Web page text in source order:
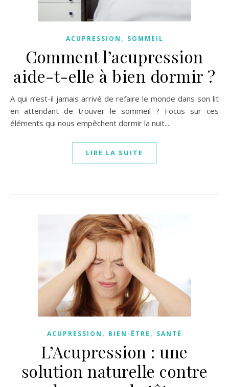
ACUPRESSION , SOMMEIL
Comment l’acupression
aide-t-elle à bien dormir ?
A qui n’est-il jamais arrivé de refaire le monde dans son lit
en attendant de trouver le sommeil ? Focus sur ces
éléments qui nous empêchent dormir la nuit...
LIRE LA SUITE
ACUPRESSION , BIEN-ÊTRE , SANTÉ
L’Acupression : une
solution naturelle contre